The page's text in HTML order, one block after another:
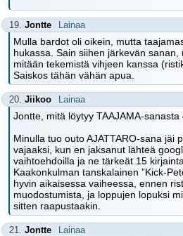
19. Jontte Lainaa
Mulla bardot oli oikein, mutta
hukassa. Sain siihen järkevän
mitään tekemistä vihjeen kanssa
Saiskos tähän vähän apua.
20. Jiikoo Lainaa
Jontte, mitä löytyy TAAJAMA-sanasta
Minulla tuo outo AJATTARO-sana jäi
vajaaksi, kun en jaksanut lähteä
vaihtoehdoilla ja ne tärkeät 15
Kaakonkulman tanskalainen ”Kick-
hyvin aikaisessa vaiheessa, ennen
muodostumista, ja loppujen lopuksi
sitten raapustaakin.
21. Jontte Lainaa